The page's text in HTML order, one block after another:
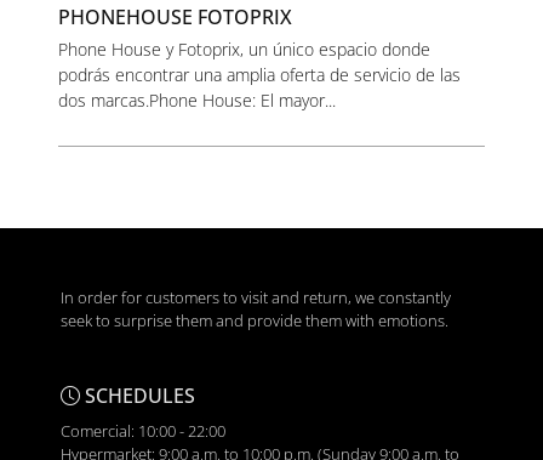
PHONEHOUSE FOTOPRIX
Phone House y Fotoprix, un único espacio donde
podrás encontrar una amplia oferta de servicio de las
dos marcas.Phone House: El mayor...
In order for customers to visit and return, we constantly
seek to surprise them and provide them with emotions.
SCHEDULES
Comercial: 10:00 - 22:00
Hypermarket: 9:00 a.m. to 10:00 p.m. (Sunday 9:00 a.m. to